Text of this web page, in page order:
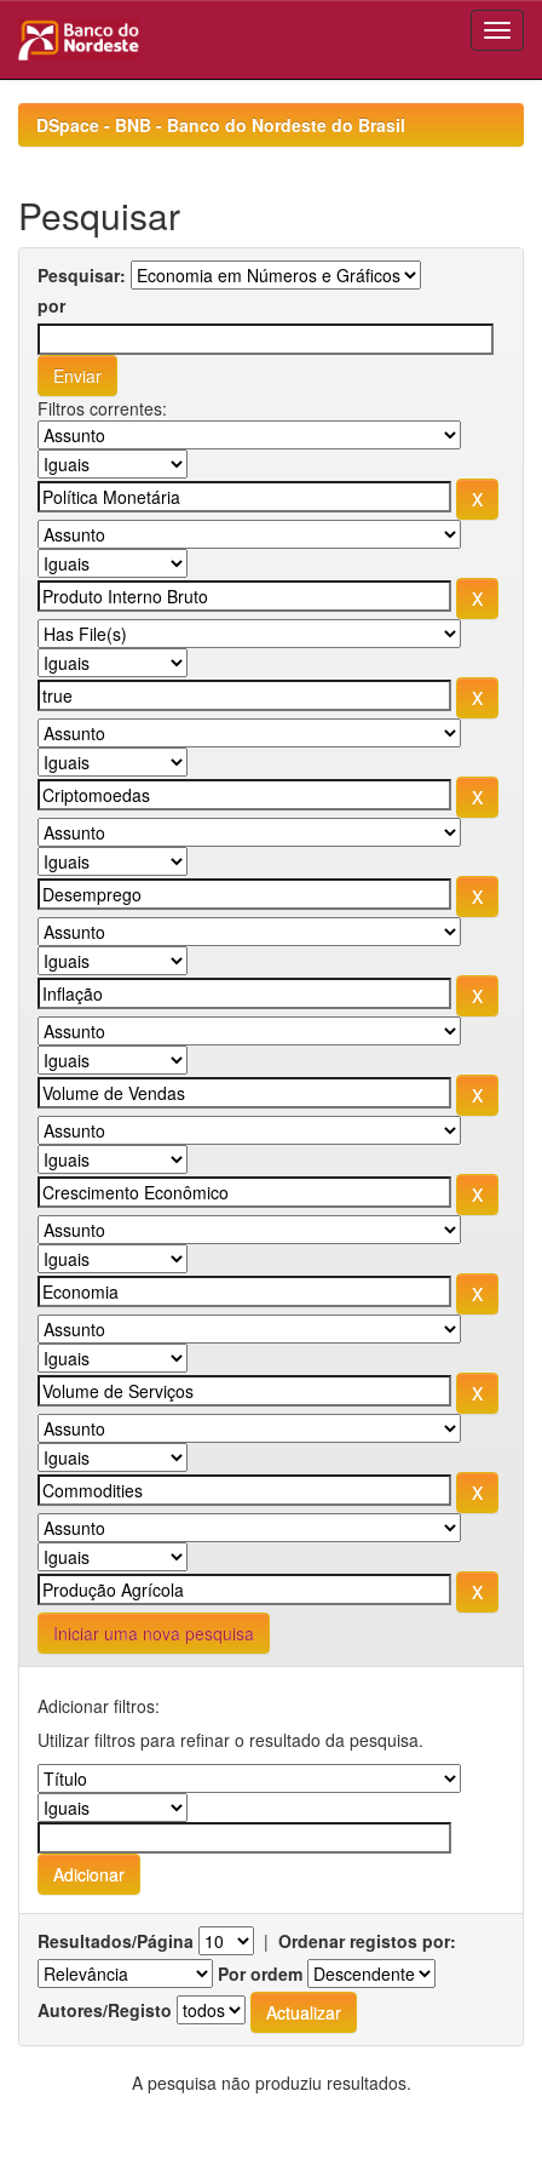
navigationDSpace - BNB - Banco do Nordeste do Brasil
Pesquisar
Pesquisar:
por
Filtros correntes:
Iniciar uma nova pesquisa
Adicionar filtros:
Utilizar filtros para refinar o resultado da pesquisa.
Resultados/Página | Ordenar registos por:
Por ordem
Autores/Registo
A pesquisa não produziu resultados.